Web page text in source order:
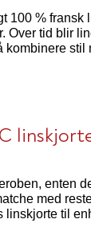
100 %
Over tid blir
kombinere
enten
med
linskjorte til